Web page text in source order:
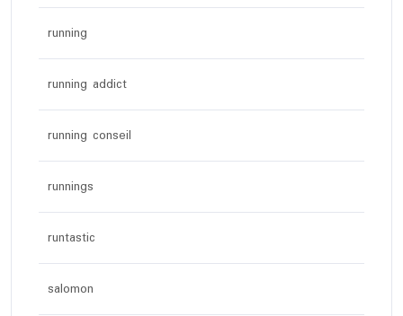
running
running addict
running conseil
runnings
runtastic
salomon